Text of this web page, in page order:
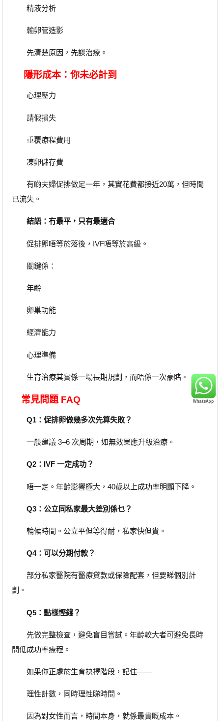
精液分析
輸卵管造影
先清楚原因，先談治療。
隱形成本：你未必計到
心理壓力
請假損失
重覆療程費用
凍卵儲存費
有啲夫婦促排做足一年，其實花費都接近20萬，但時間
已流失。
結語：冇最平，只有最適合
促排卵唔等於落後，IVF唔等於高級。
關鍵係：
年齡
卵巢功能
經濟能力
心理準備
生育治療其實係一場長期規劃，而唔係一次豪賭。
常見問題 FAQ
Q1：促排卵做幾多次先算失敗？
一般建議 3–6 次周期，如無效果應升級治療。
Q2：IVF 一定成功？
唔一定。年齡影響極大，40歲以上成功率明顯下降。
Q3：公立同私家最大差別係乜？
輪候時間。公立平但等得耐，私家快但貴。
Q4：可以分期付款？
部分私家醫院有醫療貸款或保險配套，但要睇個別計
劃。
Q5：點樣慳錢？
先做完整檢查，避免盲目嘗試。年齡較大者可避免長時
間低成功率療程。
如果你正處於生育抉擇階段，記住——
理性計數，同時理性睇時間。
因為對女性而言，時間本身，就係最貴嘅成本。